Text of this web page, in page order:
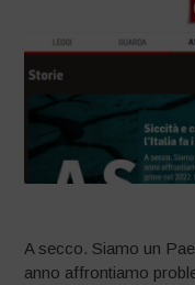
A secco. Siamo un
anno affrontiamo